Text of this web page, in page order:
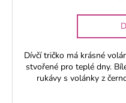
Dívčí tričko má krásné
stvořené pro teplé dny.
rukávy s volánky z